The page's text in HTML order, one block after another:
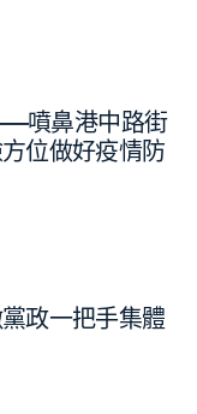
噴鼻港中路街
位做好疫情防
政一把手集體